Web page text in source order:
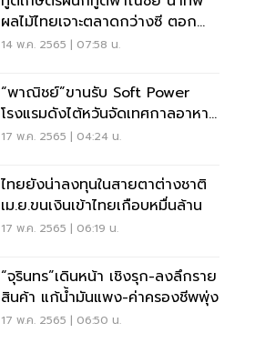
ผลไม้ไทยเจาะตลาดกว่างซี ตอกย้ำ
ยืนหนึ่งในจีน
14 พ.ค. 2565 | 07:58 น.
“พาณิชย์”ขานรับ Soft Power
โรงแรมดังไต้หวันจัดเทศกาลอาหาร
ไทย
17 พ.ค. 2565 | 04:24 น.
ไทยยังน่าลงทุนในสายตาต่างชาติ
เม.ย.ขนเงินเข้าไทยเกือบหมื่นล้าน
17 พ.ค. 2565 | 06:19 น.
“จุรินทร”เดินหน้า เชิงรุก-ลงลึกราย
สินค้า แก้น้ำมันแพง-ค่าครองชีพพุ่ง
17 พ.ค. 2565 | 06:50 น.